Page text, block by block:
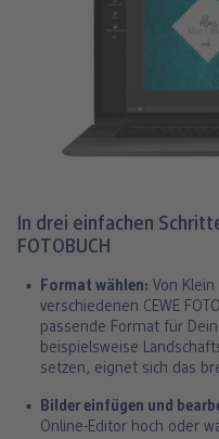
In drei einfachen
FOTOBUCH
Format wählen: Von
verschiedenen CEWE
passende Format für
beispielsweise
setzen, eignet sich das
Bilder einfügen und
Online-Editor hoch oder